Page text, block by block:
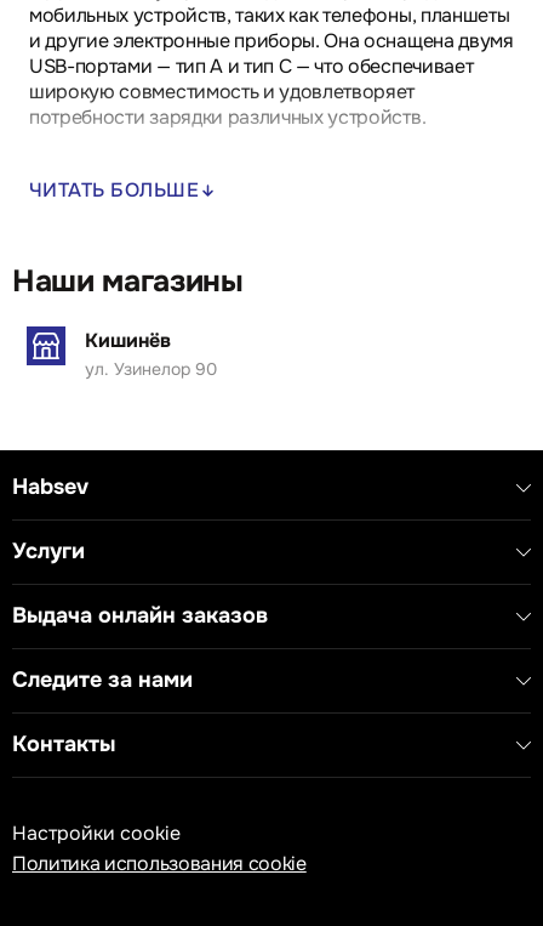
мобильных устройств, таких как телефоны, планшеты
и другие электронные приборы. Она оснащена двумя
USB-портами — тип A и тип C — что обеспечивает
широкую совместимость и удовлетворяет
потребности зарядки различных устройств.
обеспечивает быструю и безопасную зарядку,
современный и стильный вид, что позволяет
идеально вписать устройство в любой интерьер,
будь то офисы, гостиные, коммерческие или
общественные пространства.
ЧИТАТЬ БОЛЬШЕ
Наши магазины
Кишинёв
ул. Узинелор 90
Habsev
Услуги
Выдача онлайн заказов
Следите за нами
Контакты
Настройки cookie
Политика использования cookie